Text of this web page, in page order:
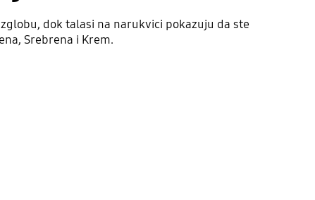
dok talasi na narukvici pokazuju da ste
Srebrena i Krem.